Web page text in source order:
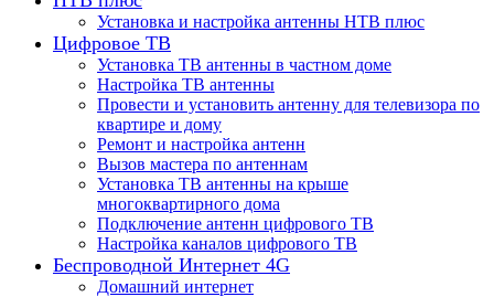
Установка и настройка антенны НТВ плюс
Цифровое ТВ
Установка ТВ антенны в частном доме
Настройка ТВ антенны
Провести и установить антенну для телевизора по
квартире и дому
Ремонт и настройка антенн
Вызов мастера по антеннам
Установка ТВ антенны на крыше
многоквартирного дома
Подключение антенн цифрового ТВ
Настройка каналов цифрового ТВ
Беспроводной Интернет 4G
Домашний интернет